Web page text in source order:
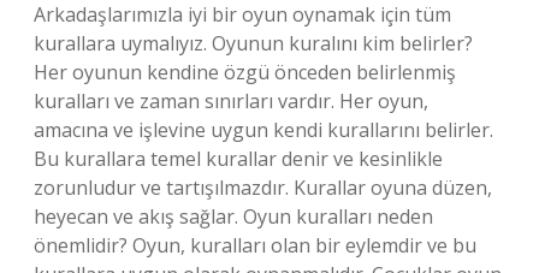
Arkadaşlarımızla iyi bir oyun oynamak için tüm
kurallara uymalıyız. Oyunun kuralını kim belirler?
Her oyunun kendine özgü önceden belirlenmiş
kuralları ve zaman sınırları vardır. Her oyun,
amacına ve işlevine uygun kendi kurallarını belirler.
Bu kurallara temel kurallar denir ve kesinlikle
zorunludur ve tartışılmazdır. Kurallar oyuna düzen,
heyecan ve akış sağlar. Oyun kuralları neden
önemlidir? Oyun, kuralları olan bir eylemdir ve bu